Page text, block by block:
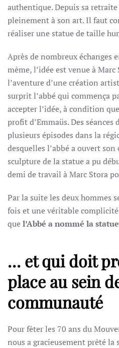
authentique. Depuis sa
pleinement à son art. Il faut
réaliser une statue de taille
Après de nombreux échanges
même, l’idée est venue à
l’aventure d’une création
surprit l’abbé qui commença
accepter l’idée, à condition
profit d’Emmaüs. Des
plusieurs épisodes dans la
desquelles l’abbé a ouvert
sculpture de la statue a pu
demi de travail à Marc Stora
Par la suite les deux hommes
fois et une véritable
quel’Abbé a nommé la
… et qui doit
place au sein
communauté
Pour fêter les 70 ans du
nous a gracieusement prêté la